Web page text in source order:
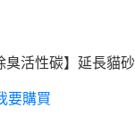
臭活性碳】延長貓
要購買